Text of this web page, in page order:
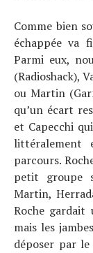
Comme bien
échappée va
Parmi eux,
(Radioshack),
ou Martin
qu’un écart
et Capecchi
littéralement
parcours.
petit groupe
Martin,
Roche gardait
mais les
déposer par